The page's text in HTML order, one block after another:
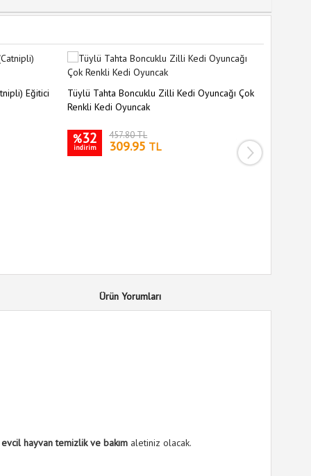
Eğitici
Tüylü Tahta Boncuklu Zilli Kedi Oyuncağı Çok
Renkli Kedi Oyuncak
%32
indirim
457.80 TL
309.95 TL
Ürün Yorumları
evcil hayvan temizlik ve bakım aletiniz olacak.